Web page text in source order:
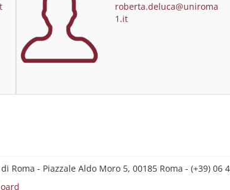
roberta.deluca@uniroma
1.it
Roma - Piazzale Aldo Moro 5, 00185 Roma - (+39) 06